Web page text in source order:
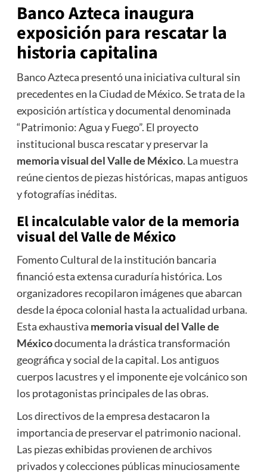
Banco Azteca inaugura
exposición para rescatar la
historia capitalina
Banco Azteca presentó una iniciativa cultural sin
precedentes en la Ciudad de México. Se trata de la
exposición artística y documental denominada
“Patrimonio: Agua y Fuego”. El proyecto
institucional busca rescatar y preservar la
memoria visual del Valle de México. La muestra
reúne cientos de piezas históricas, mapas antiguos
y fotografías inéditas.
El incalculable valor de la memoria
visual del Valle de México
Fomento Cultural de la institución bancaria
financió esta extensa curaduría histórica. Los
organizadores recopilaron imágenes que abarcan
desde la época colonial hasta la actualidad urbana.
Esta exhaustiva memoria visual del Valle de
Méxicodocumenta la drástica transformación
geográfica y social de la capital. Los antiguos
cuerpos lacustres y el imponente eje volcánico son
los protagonistas principales de las obras.
Los directivos de la empresa destacaron la
importancia de preservar el patrimonio nacional.
Las piezas exhibidas provienen de archivos
privados y colecciones públicas minuciosamente